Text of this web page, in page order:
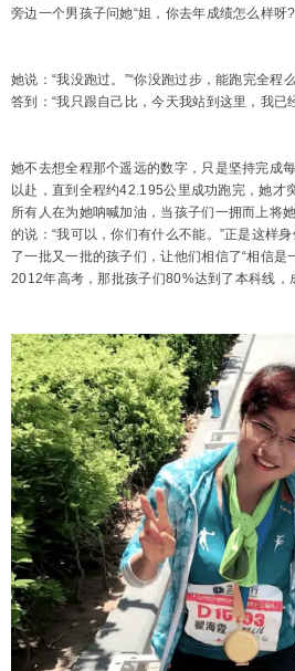
旁边一个男孩子问她“姐，你去年成绩怎么样呀
她说：“我没跑过。”“你没跑过步，能跑完全程
答到：“我只跟自己比，今天我站到这里，我已
她不去想全程那个遥远的数字，只是坚持完成
以赴，直到全程约42.195公里成功跑完，她才
所有人在为她呐喊加油，当孩子们一拥而上将
的说：“我可以，你们有什么不能。”正是这样
了一批又一批的孩子们，让他们相信了“相信是
2012年高考，那批孩子们80%达到了本科线，